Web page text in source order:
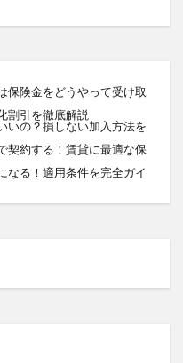
保険金をどうやって受け取
割引を徹底解説
いの？損しない加入方法を
契約する！賃貸に最適な保
なる！適用条件を完全ガイ